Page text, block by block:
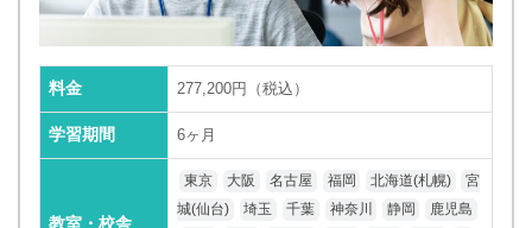
料金 277,200円（税込）
学習期間 6ヶ月
教室・校舎
東京 大阪 名古屋 福岡 北海道(札幌)
宮
城(仙台)
埼玉 千葉 神奈川 静岡
鹿児島